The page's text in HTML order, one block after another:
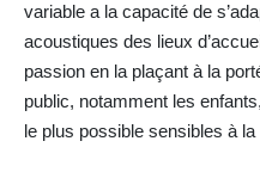
variable a la capacité de
acoustiques des lieux
passion en la plaçant à la
public, notamment les
le plus possible sensibles à